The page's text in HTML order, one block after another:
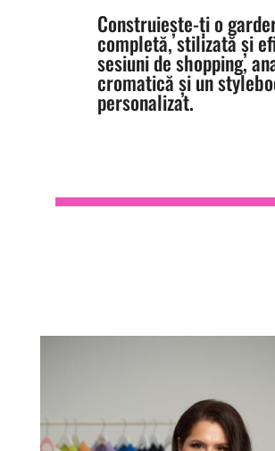
Construiește-ți o
completă, stilizată și
sesiuni de shopping,
cromatică și un
personalizat.